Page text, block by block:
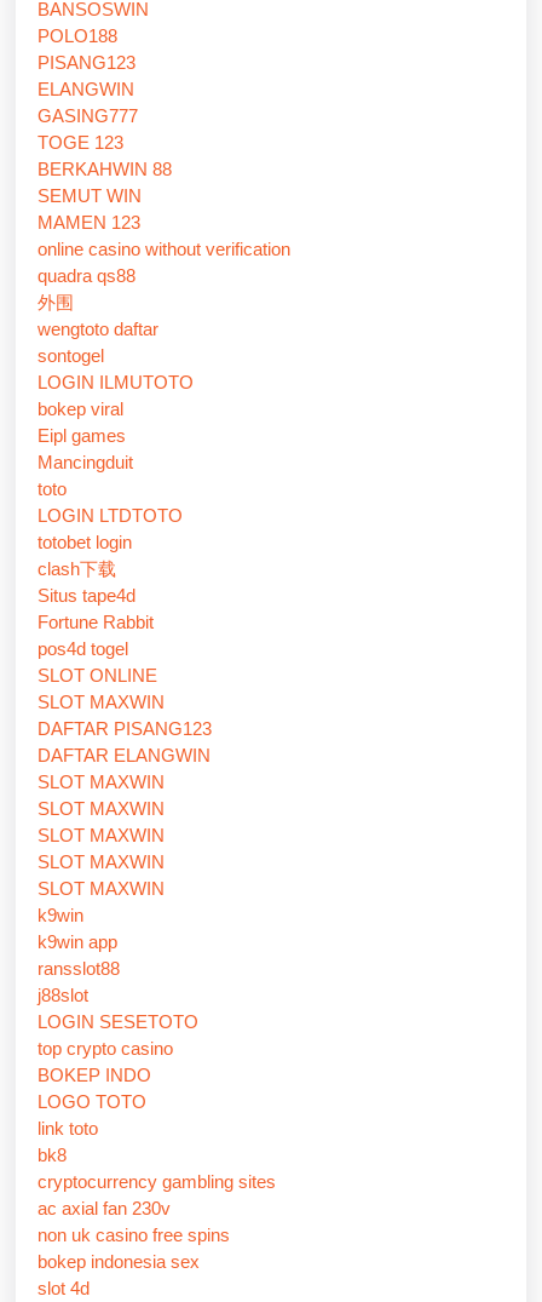
BANSOSWIN
POLO188
PISANG123
ELANGWIN
GASING777
TOGE 123
BERKAHWIN 88
SEMUT WIN
MAMEN 123
online casino without verification
quadra qs88
外围
wengtoto daftar
sontogel
LOGIN ILMUTOTO
bokep viral
Eipl games
Mancingduit
toto
LOGIN LTDTOTO
totobet login
clash下载
Situs tape4d
Fortune Rabbit
pos4d togel
SLOT ONLINE
SLOT MAXWIN
DAFTAR PISANG123
DAFTAR ELANGWIN
SLOT MAXWIN
SLOT MAXWIN
SLOT MAXWIN
SLOT MAXWIN
SLOT MAXWIN
k9win
k9win app
ransslot88
j88slot
LOGIN SESETOTO
top crypto casino
BOKEP INDO
LOGO TOTO
link toto
bk8
cryptocurrency gambling sites
ac axial fan 230v
non uk casino free spins
bokep indonesia sex
slot 4d